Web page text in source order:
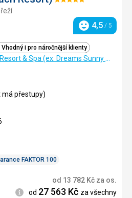
Hodnocení
4,5 / 5
Vhodný i pro náročnější klienty
FAKTOR 100
má přestupy)
od 13 782 Kč za os.
Informace
od 27 563 Kč za všechny